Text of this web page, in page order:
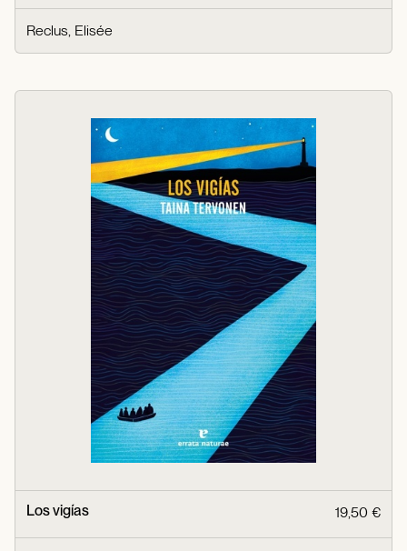
Reclus, Elisée
Los vigías 19,50 €